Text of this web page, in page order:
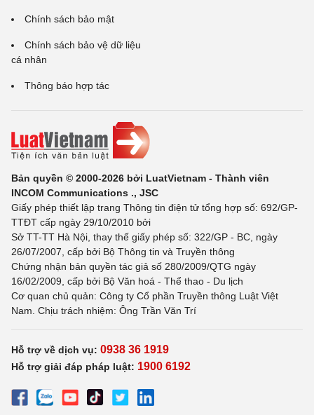
Chính sách bảo mật
Chính sách bảo vệ dữ liệu
cá nhân
Thông báo hợp tác
Bản quyền © 2000-2026 bởi LuatVietnam - Thành viên
INCOM Communications ., JSC
Giấy phép thiết lập trang Thông tin điện tử tổng hợp số: 692/GP-
TTĐT cấp ngày 29/10/2010 bởi
Sở TT-TT Hà Nội, thay thế giấy phép số: 322/GP - BC, ngày
26/07/2007, cấp bởi Bộ Thông tin và Truyền thông
Chứng nhận bản quyền tác giả số 280/2009/QTG ngày
16/02/2009, cấp bởi Bộ Văn hoá - Thể thao - Du lịch
Cơ quan chủ quản: Công ty Cổ phần Truyền thông Luật Việt
Nam. Chịu trách nhiệm: Ông Trần Văn Trí
Hỗ trợ về dịch vụ: 0938 36 1919
Hỗ trợ giải đáp pháp luật: 1900 6192